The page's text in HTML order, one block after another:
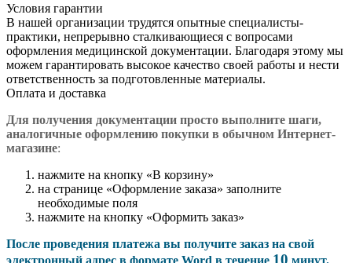
Условия гарантии
В нашей организации трудятся опытные специалисты-
практики, непрерывно сталкивающиеся с вопросами
оформления медицинской документации. Благодаря этому мы
можем гарантировать высокое качество своей работы и нести
ответственность за подготовленные материалы.
Оплата и доставка
Для получения документации просто выполните шаги,
аналогичные оформлению покупки в обычном Интернет-
магазине:
нажмите на кнопку «В корзину»
на странице «Оформление заказа» заполните
необходимые поля
нажмите на кнопку «Оформить заказ»
После проведения платежа вы получите заказ на свой
электронный адрес в формате Word в течение 10 минут.